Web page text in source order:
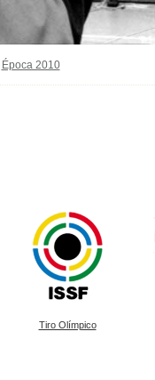
Época 2010
Tiro Olímpico